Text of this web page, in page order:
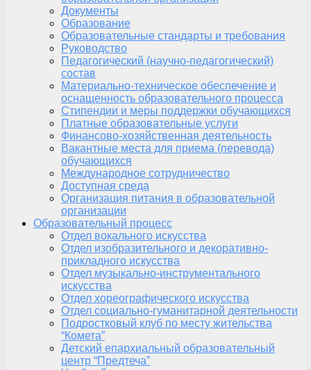
Документы
Образование
Образовательные стандарты и требования
Руководство
Педагогический (научно-педагогический)
состав
Материально-техническое обеспечение и
оснащенность образовательного процесса
Стипендии и меры поддержки обучающихся
Платные образовательные услуги
Финансово-хозяйственная деятельность
Вакантные места для приема (перевода)
обучающихся
Международное сотрудничество
Доступная среда
Организация питания в образовательной
организации
Образовательный процесс
Отдел вокального искусства
Отдел изобразительного и декоративно-
прикладного искусства
Отдел музыкально-инструментального
искусства
Отдел хореографического искусства
Отдел социально-гуманитарной деятельности
Подростковый клуб по месту жительства
“Комета”
Детский епархиальный образовательный
центр “Предтеча”